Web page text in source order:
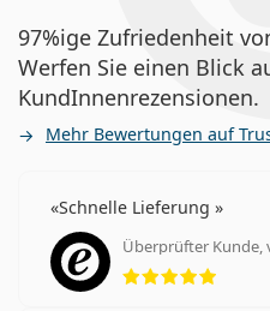
97%ige Zufriedenheit
Werfen Sie einen Blick
KundInnenrezensionen.
Mehr Bewertungen auf
Schnelle Lieferung
Überprüfter Kunde,